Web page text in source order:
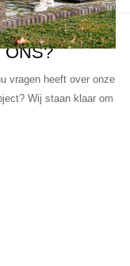
vragen heeft over onze
Wij staan klaar om